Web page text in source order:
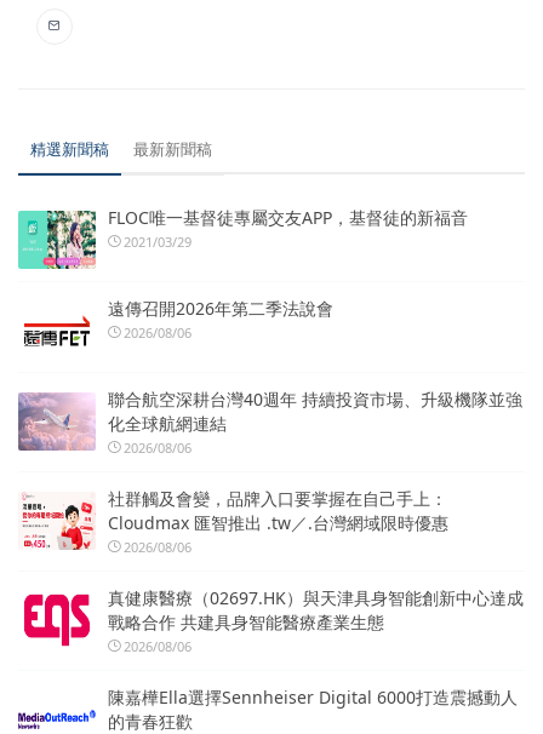
精選新聞稿 最新新聞稿
FLOC唯一基督徒專屬交友APP，基督徒的新福音
2021/03/29
遠傳召開2026年第二季法說會
2026/08/06
聯合航空深耕台灣40週年 持續投資市場、升級機隊並強
化全球航網連結
2026/08/06
社群觸及會變，品牌入口要掌握在自己手上：
Cloudmax 匯智推出 .tw／.台灣網域限時優惠
2026/08/06
真健康醫療（02697.HK）與天津具身智能創新中心達成
戰略合作 共建具身智能醫療產業生態
2026/08/06
陳嘉樺Ella選擇Sennheiser Digital 6000打造震撼動人
的青春狂歡